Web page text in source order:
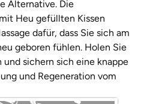
Alternative. Die
Heu gefüllten Kissen
dafür, dass Sie sich am
geboren fühlen. Holen Sie
sichern sich eine knappe
und Regeneration vom